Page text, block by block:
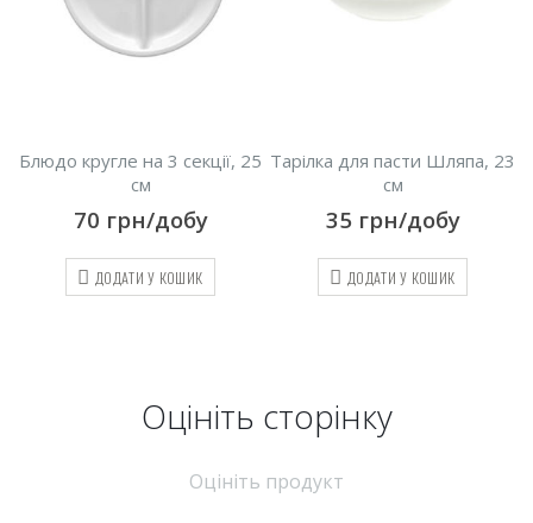
Блюдо кругле на 3 секції, 25
см
70 грн/добу
ДОДАТИ У КОШИК
Тарілка для пасти Шляпа, 23
см
35 грн/добу
ДОДАТИ У КОШИК
Оцініть cторінку
Оцініть продукт